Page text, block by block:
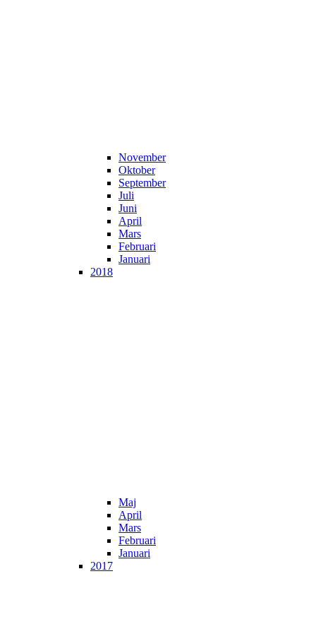
November
Oktober
September
Juli
Juni
April
Mars
Februari
Januari
2018
Maj
April
Mars
Februari
Januari
2017